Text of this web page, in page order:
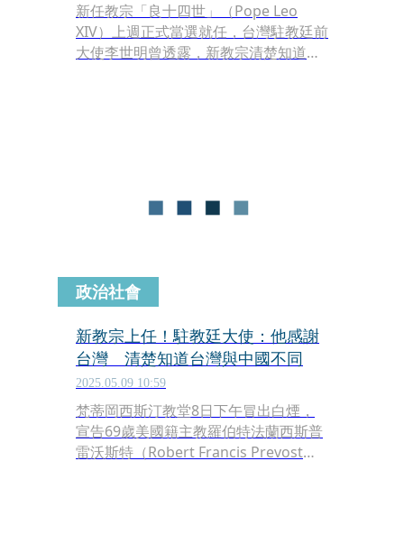
新任教宗「良十四世」（Pope Leo
XIV）上週正式當選就任，台灣駐教廷前
大使李世明曾透露，新教宗清楚知道台
政治社會
新教宗上任！駐教廷大使：他感謝
台灣 清楚知道台灣與中國不同
2025.05.09 10:59
梵蒂岡西斯汀教堂8日下午冒出白煙，
宣告69歲美國籍主教羅伯特法蘭西斯普
雷沃斯特（Robert Francis Prevost）